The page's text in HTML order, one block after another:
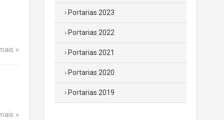
Portarias 2023
Portarias 2022
Portarias 2021
Portarias 2020
Portarias 2019